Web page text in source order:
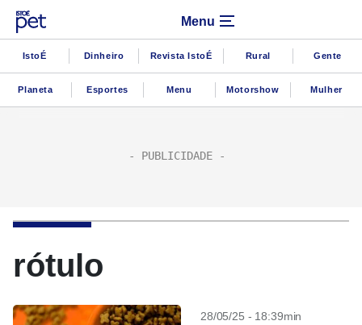
Menu
IstoÉ Dinheiro Revista IstoÉ Rural Gente
Planeta Esportes Menu Motorshow Mulher
rótulo
28/05/25 - 18:39min